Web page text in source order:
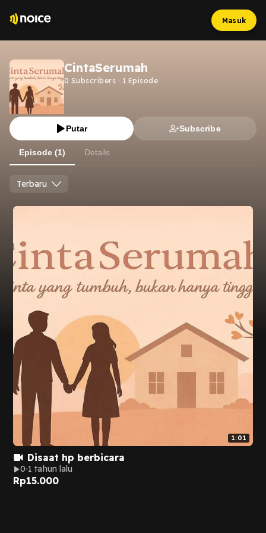
Masuk
CintaSerumah
0 Subscribers · 1 Episode
Putar Subscribe
Episode (1) Details
Terbaru
1:01
Disaat hp berbicara
0 1 tahun lalu
Rp15.000